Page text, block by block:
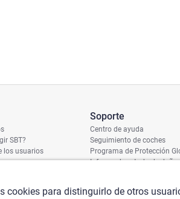
SBT?
los usuarios
Soporte
Centro de ayuda
Seguimiento de coches
Programa de Protección
Informe de estado de
cookies para distinguirlo de otros